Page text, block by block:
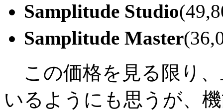
Samplitude Studio
Samplitude Master
この価格を見る限り
いるようにも思うが、